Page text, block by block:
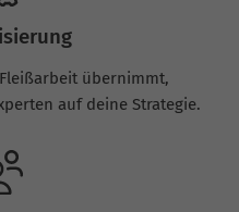
übernimmt,
auf deine Strategie.